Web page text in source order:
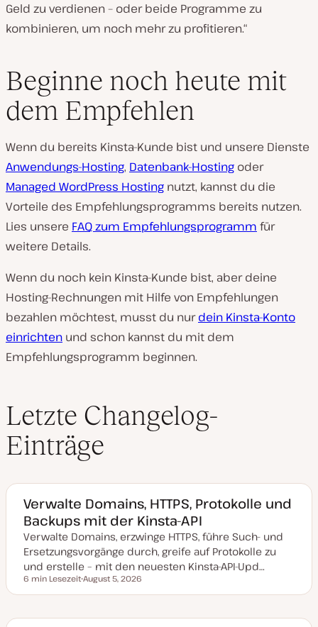
Geld zu verdienen – oder beide Programme zu
kombinieren, um noch mehr zu profitieren.“
Beginne noch heute mit
dem Empfehlen
Wenn du bereits Kinsta-Kunde bist und unsere Dienste
Anwendungs-Hosting, Datenbank-Hosting oder
Managed WordPress Hosting nutzt, kannst du die
Vorteile des Empfehlungsprogramms bereits nutzen.
Lies unsere FAQ zum Empfehlungsprogramm für
weitere Details.
Wenn du noch kein Kinsta-Kunde bist, aber deine
Hosting-Rechnungen mit Hilfe von Empfehlungen
bezahlen möchtest, musst du nurdein Kinsta-Konto
einrichten und schon kannst du mit dem
Empfehlungsprogramm beginnen.
Letzte Changelog-
Einträge
Verwalte Domains, HTTPS, Protokolle und
Backups mit der Kinsta-API
Verwalte Domains, erzwinge HTTPS, führe Such- und
Ersetzungsvorgänge durch, greife auf Protokolle zu
und erstelle – mit den neuesten Kinsta-API-Upd…
Lesezeit
6 min Lesezeit
a
August 5, 2026